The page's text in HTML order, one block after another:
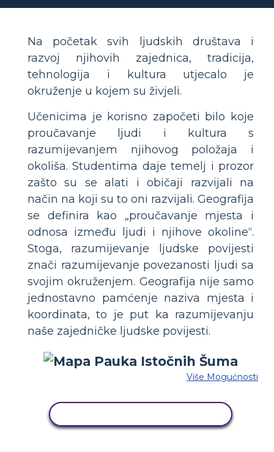
Na početak svih ljudskih društava i
razvoj njihovih zajednica, tradicija,
tehnologija i kultura utjecalo je
okruženje u kojem su živjeli.
Učenicima je korisno započeti bilo koje
proučavanje ljudi i kultura s
razumijevanjem njihovog položaja i
okoliša. Studentima daje temelj i prozor
zašto su se alati i običaji razvijali na
način na koji su to oni razvijali. Geografija
se definira kao „proučavanje mjesta i
odnosa između ljudi i njihove okoline“.
Stoga, razumijevanje ljudske povijesti
znači razumijevanje povezanosti ljudi sa
svojim okruženjem. Geografija nije samo
jednostavno pamćenje naziva mjesta i
koordinata, to je put ka razumijevanju
naše zajedničke ljudske povijesti.
Više Mogućnosti